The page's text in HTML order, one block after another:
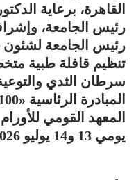
القاهرة، برعاية
رئيس الجامعة،
رئيس الجامعة لشئون
تنظيم قافلة طبية
سرطان الثدي
المعهد القومي
يومي 13 و14 يوليو 2026 بمقر كلية طب الأسنان.